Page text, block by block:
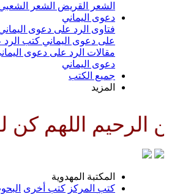
الشعر الشعبي
اليماني
الرد على دعوى اليماني المكتبة
دعوى اليماني كتب الرد على دعوى
الرد على دعوى اليماني محاضرات
كن لوليك
المهدوية
كتب أخرى البحوث والمقالات